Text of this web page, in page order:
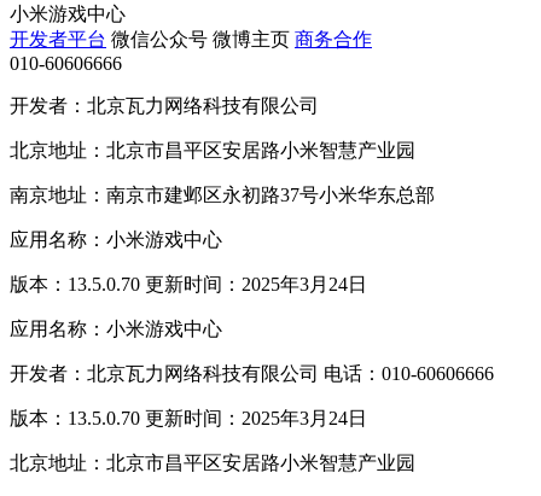
小米游戏中心
开发者平台 微信公众号 微博主页 商务合作
010-60606666
开发者：北京瓦力网络科技有限公司
北京地址：北京市昌平区安居路小米智慧产业园
南京地址：南京市建邺区永初路37号小米华东总部
应用名称：小米游戏中心
版本：13.5.0.70 更新时间：2025年3月24日
应用名称：小米游戏中心
开发者：北京瓦力网络科技有限公司 电话：010-60606666
版本：13.5.0.70 更新时间：2025年3月24日
北京地址：北京市昌平区安居路小米智慧产业园